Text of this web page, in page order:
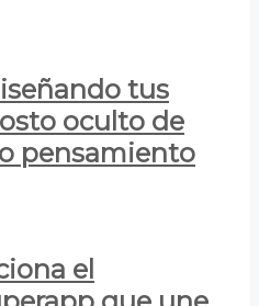
tus
oculto de
pensamiento
el